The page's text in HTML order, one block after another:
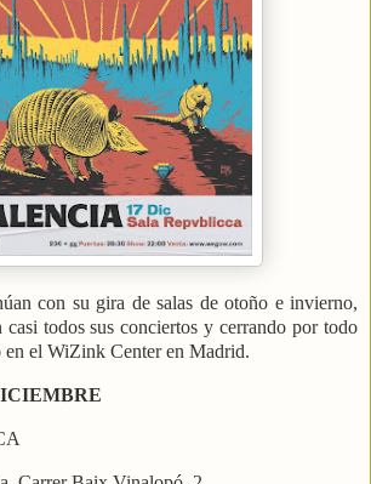
con su gira de salas de otoño e invierno,
todos sus conciertos y cerrando por todo
en el WiZink Center en Madrid.